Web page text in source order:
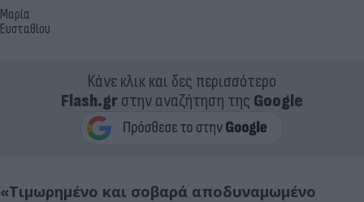
Μαρία
Ευσταθίου
Κάνε κλικ και δες περισσότερο
Flash.grστην αναζήτηση της Google
«Τιμωρημένο και σοβαρά αποδυναμωμένο